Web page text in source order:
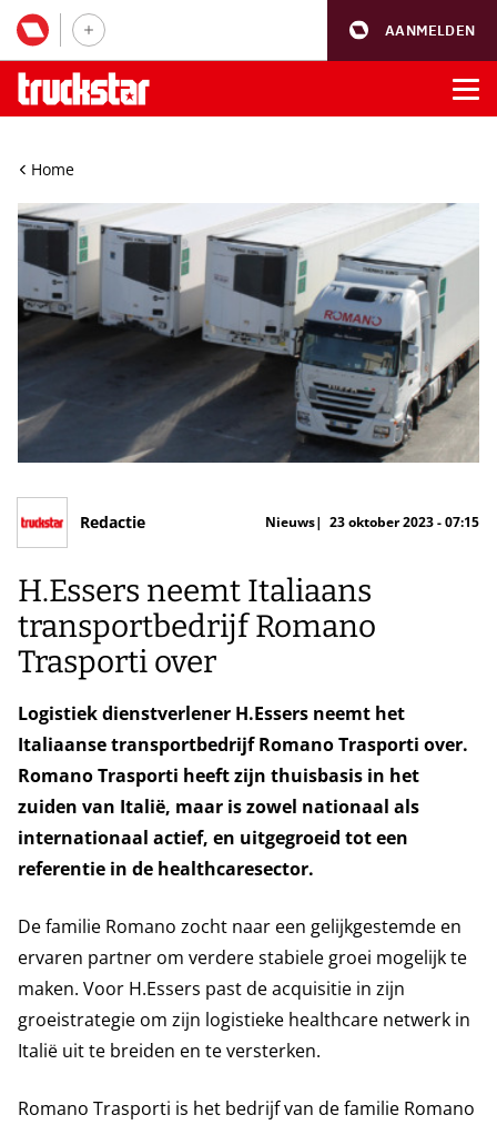
AANMELDEN
Home
Redactie Nieuws 23 oktober 2023 - 07:15
H.Essers neemt Italiaans
transportbedrijf Romano
Trasporti over
Logistiek dienstverlener H.Essers neemt het
Italiaanse transportbedrijf Romano Trasporti over.
Romano Trasporti heeft zijn thuisbasis in het
zuiden van Italië, maar is zowel nationaal als
internationaal actief, en uitgegroeid tot een
referentie in de healthcaresector.
De familie Romano zocht naar een gelijkgestemde en
ervaren partner om verdere stabiele groei mogelijk te
maken. Voor H.Essers past de acquisitie in zijn
groeistrategie om zijn logistieke healthcare netwerk in
Italië uit te breiden en te versterken.
Romano Trasporti is het bedrijf van de familie Romano